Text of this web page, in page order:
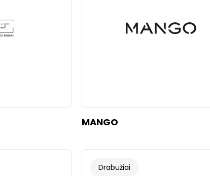
MANGO
Drabužiai